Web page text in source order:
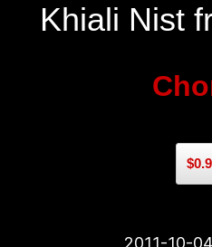
Khiali Nist
2011-10-